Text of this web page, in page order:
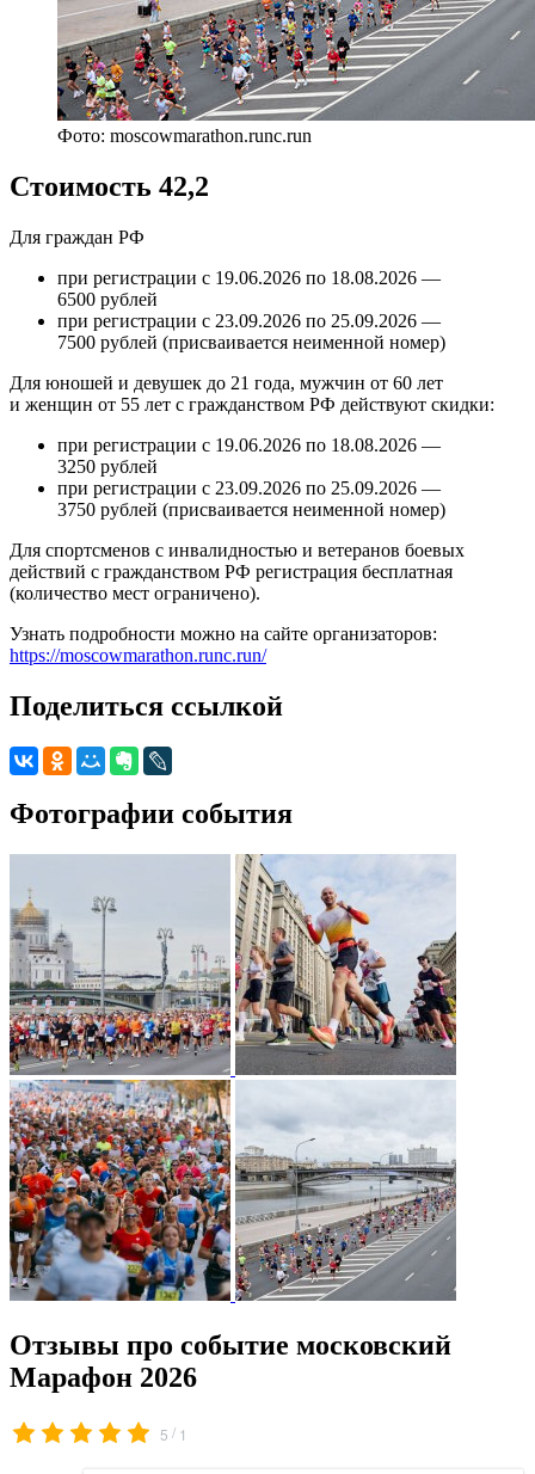
Фото: moscowmarathon.runc.run
Стоимость 42,2
Для граждан РФ
при регистрации с 19.06.2026 по 18.08.2026 —
6500 рублей
при регистрации с 23.09.2026 по 25.09.2026 —
7500 рублей (присваивается неименной номер)
Для юношей и девушек до 21 года, мужчин от 60 лет
и женщин от 55 лет с гражданством РФ действуют скидки:
при регистрации с 19.06.2026 по 18.08.2026 —
3250 рублей
при регистрации с 23.09.2026 по 25.09.2026 —
3750 рублей (присваивается неименной номер)
Для спортсменов с инвалидностью и ветеранов боевых
действий с гражданством РФ регистрация бесплатная
(количество мест ограничено).
Узнать подробности можно на сайте организаторов:
https://moscowmarathon.runc.run/
Поделиться ссылкой
Фотографии события
Отзывы про событие московский
Марафон 2026
5 / 1